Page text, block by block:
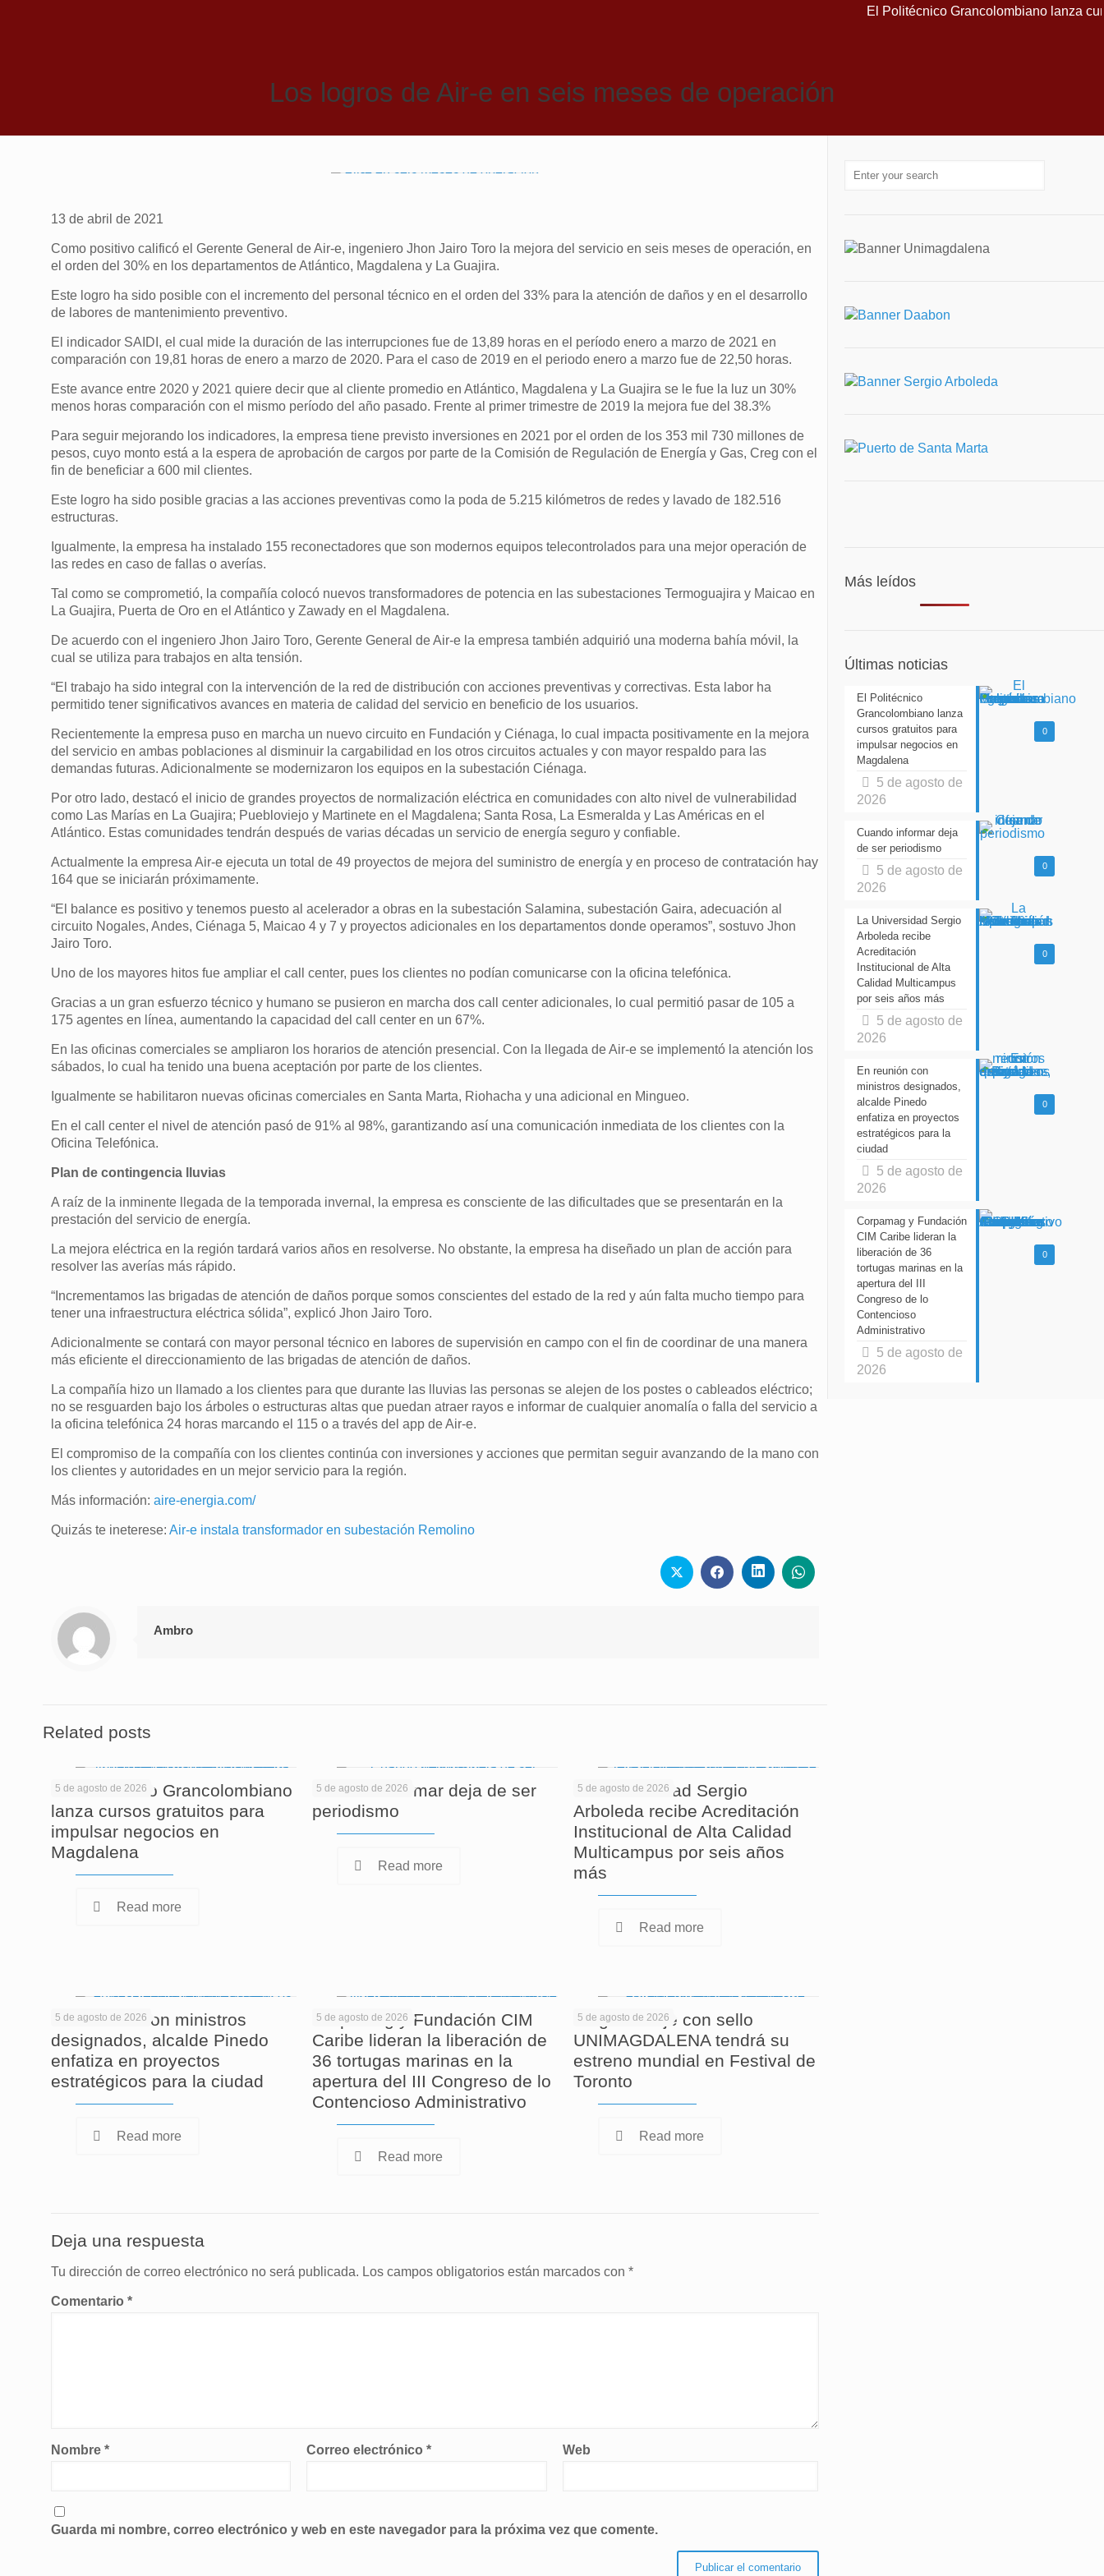
El Politécnico Grancolombiano lanza cursos
Los logros de Air-e en seis meses de operación
13 de abril de 2021
Como positivo calificó el Gerente General de Air-e, ingeniero Jhon Jairo Toro la mejora del servicio en seis meses de operación, en
el orden del 30% en los departamentos de Atlántico, Magdalena y La Guajira.
Este logro ha sido posible con el incremento del personal técnico en el orden del 33% para la atención de daños y en el desarrollo
de labores de mantenimiento preventivo.
El indicador SAIDI, el cual mide la duración de las interrupciones fue de 13,89 horas en el período enero a marzo de 2021 en
comparación con 19,81 horas de enero a marzo de 2020. Para el caso de 2019 en el periodo enero a marzo fue de 22,50 horas.
Este avance entre 2020 y 2021 quiere decir que al cliente promedio en Atlántico, Magdalena y La Guajira se le fue la luz un 30%
menos horas comparación con el mismo período del año pasado. Frente al primer trimestre de 2019 la mejora fue del 38.3%
Para seguir mejorando los indicadores, la empresa tiene previsto inversiones en 2021 por el orden de los 353 mil 730 millones de
pesos, cuyo monto está a la espera de aprobación de cargos por parte de la Comisión de Regulación de Energía y Gas, Creg con el
fin de beneficiar a 600 mil clientes.
Este logro ha sido posible gracias a las acciones preventivas como la poda de 5.215 kilómetros de redes y lavado de 182.516
estructuras.
Igualmente, la empresa ha instalado 155 reconectadores que son modernos equipos telecontrolados para una mejor operación de
las redes en caso de fallas o averías.
Tal como se comprometió, la compañía colocó nuevos transformadores de potencia en las subestaciones Termoguajira y Maicao en
La Guajira, Puerta de Oro en el Atlántico y Zawady en el Magdalena.
De acuerdo con el ingeniero Jhon Jairo Toro, Gerente General de Air-e la empresa también adquirió una moderna bahía móvil, la
cual se utiliza para trabajos en alta tensión.
“El trabajo ha sido integral con la intervención de la red de distribución con acciones preventivas y correctivas. Esta labor ha
permitido tener significativos avances en materia de calidad del servicio en beneficio de los usuarios.
Recientemente la empresa puso en marcha un nuevo circuito en Fundación y Ciénaga, lo cual impacta positivamente en la mejora
del servicio en ambas poblaciones al disminuir la cargabilidad en los otros circuitos actuales y con mayor respaldo para las
demandas futuras. Adicionalmente se modernizaron los equipos en la subestación Ciénaga.
Por otro lado, destacó el inicio de grandes proyectos de normalización eléctrica en comunidades con alto nivel de vulnerabilidad
como Las Marías en La Guajira; Puebloviejo y Martinete en el Magdalena; Santa Rosa, La Esmeralda y Las Américas en el
Atlántico. Estas comunidades tendrán después de varias décadas un servicio de energía seguro y confiable.
Actualmente la empresa Air-e ejecuta un total de 49 proyectos de mejora del suministro de energía y en proceso de contratación hay
164 que se iniciarán próximamente.
“El balance es positivo y tenemos puesto al acelerador a obras en la subestación Salamina, subestación Gaira, adecuación al
circuito Nogales, Andes, Ciénaga 5, Maicao 4 y 7 y proyectos adicionales en los departamentos donde operamos”, sostuvo Jhon
Jairo Toro.
Uno de los mayores hitos fue ampliar el call center, pues los clientes no podían comunicarse con la oficina telefónica.
Gracias a un gran esfuerzo técnico y humano se pusieron en marcha dos call center adicionales, lo cual permitió pasar de 105 a
175 agentes en línea, aumentando la capacidad del call center en un 67%.
En las oficinas comerciales se ampliaron los horarios de atención presencial. Con la llegada de Air-e se implementó la atención los
sábados, lo cual ha tenido una buena aceptación por parte de los clientes.
Igualmente se habilitaron nuevas oficinas comerciales en Santa Marta, Riohacha y una adicional en Mingueo.
En el call center el nivel de atención pasó de 91% al 98%, garantizando así una comunicación inmediata de los clientes con la
Oficina Telefónica.
Plan de contingencia lluvias
A raíz de la inminente llegada de la temporada invernal, la empresa es consciente de las dificultades que se presentarán en la
prestación del servicio de energía.
La mejora eléctrica en la región tardará varios años en resolverse. No obstante, la empresa ha diseñado un plan de acción para
resolver las averías más rápido.
“Incrementamos las brigadas de atención de daños porque somos conscientes del estado de la red y aún falta mucho tiempo para
tener una infraestructura eléctrica sólida”, explicó Jhon Jairo Toro.
Adicionalmente se contará con mayor personal técnico en labores de supervisión en campo con el fin de coordinar de una manera
más eficiente el direccionamiento de las brigadas de atención de daños.
La compañía hizo un llamado a los clientes para que durante las lluvias las personas se alejen de los postes o cableados eléctrico;
no se resguarden bajo los árboles o estructuras altas que puedan atraer rayos e informar de cualquier anomalía o falla del servicio a
la oficina telefónica 24 horas marcando el 115 o a través del app de Air-e.
El compromiso de la compañía con los clientes continúa con inversiones y acciones que permitan seguir avanzando de la mano con
los clientes y autoridades en un mejor servicio para la región.
Más información: aire-energia.com/
Quizás te ineterese: Air-e instala transformador en subestación Remolino
Ambro
Related posts
5 de agosto de 2026
El Politécnico Grancolombiano
lanza cursos gratuitos para
impulsar negocios en
Magdalena
Read more
5 de agosto de 2026
Cuando informar deja de ser
periodismo
Read more
5 de agosto de 2026
La Universidad Sergio
Arboleda recibe Acreditación
Institucional de Alta Calidad
Multicampus por seis años
más
Read more
5 de agosto de 2026
En reunión con ministros
designados, alcalde Pinedo
enfatiza en proyectos
estratégicos para la ciudad
Read more
5 de agosto de 2026
Corpamag y Fundación CIM
Caribe lideran la liberación de
36 tortugas marinas en la
apertura del III Congreso de lo
Contencioso Administrativo
Read more
5 de agosto de 2026
Largometraje con sello
UNIMAGDALENA tendrá su
estreno mundial en Festival de
Toronto
Read more
Deja una respuesta
Tu dirección de correo electrónico no será publicada. Los campos obligatorios están marcados con *
Comentario *
Nombre * Correo electrónico* Web
Guarda mi nombre, correo electrónico y web en este navegador para la próxima vez que comente.
Más leídos
Últimas noticias
0
El Politécnico
Grancolombiano lanza
cursos gratuitos para
impulsar negocios en
Magdalena
5 de agosto de
2026
0
Cuando informar deja
de ser periodismo
5 de agosto de
2026
0
La Universidad Sergio
Arboleda recibe
Acreditación
Institucional de Alta
Calidad Multicampus
por seis años más
5 de agosto de
2026
0
En reunión con
ministros designados,
alcalde Pinedo
enfatiza en proyectos
estratégicos para la
ciudad
5 de agosto de
2026
0
Corpamag y Fundación
CIM Caribe lideran la
liberación de 36
tortugas marinas en la
apertura del III
Congreso de lo
Contencioso
Administrativo
5 de agosto de
2026